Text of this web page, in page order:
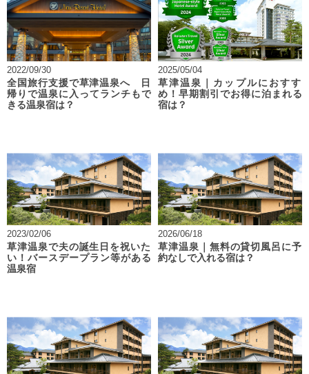
2022/09/30
全国旅行支援で草津温泉へ 日
帰りで温泉に入ってランチもで
きる温泉宿は？
2025/05/04
草津温泉｜カップルにおすす
め！早期割引でお得に泊まれる
宿は？
2023/02/06
草津温泉で夫の誕生日を祝いた
い！バースデープラン等がある
温泉宿
2026/06/18
草津温泉｜無料の貸切風呂に予
約なしで入れる宿は？